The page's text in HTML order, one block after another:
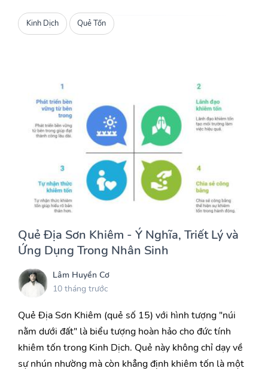
Kinh Dịch Quẻ Tốn
Quẻ Địa Sơn Khiêm - Ý Nghĩa, Triết Lý và
Ứng Dụng Trong Nhân Sinh
Lâm Huyền Cơ
10 tháng trước
Quẻ Địa Sơn Khiêm (quẻ số 15) với hình tượng "núi
nằm dưới đất" là biểu tượng hoàn hảo cho đức tính
khiêm tốn trong Kinh Dịch. Quẻ này không chỉ dạy về
sự nhún nhường mà còn khẳng định khiêm tốn là một